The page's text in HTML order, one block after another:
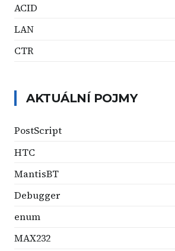
ACID
LAN
CTR
AKTUÁLNÍ POJMY
PostScript
HTC
MantisBT
Debugger
enum
MAX232